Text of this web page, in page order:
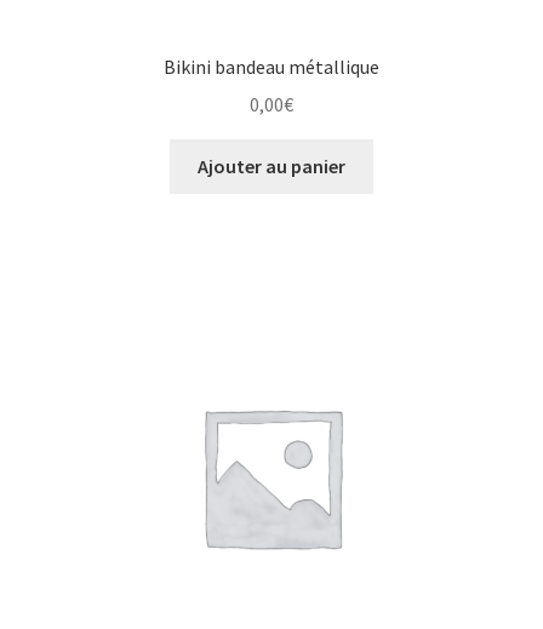
Bikini bandeau métallique
0,00€
Ajouter au panier